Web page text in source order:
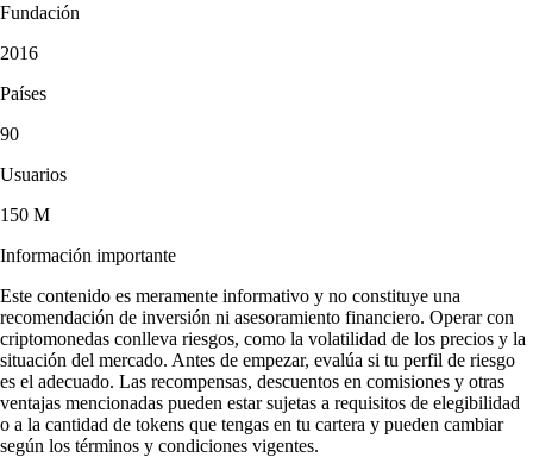
Fundación
2016
Países
90
Usuarios
150 M
Información importante
Este contenido es meramente informativo y no constituye una
recomendación de inversión ni asesoramiento financiero. Operar con
criptomonedas conlleva riesgos, como la volatilidad de los precios y la
situación del mercado. Antes de empezar, evalúa si tu perfil de riesgo
es el adecuado. Las recompensas, descuentos en comisiones y otras
ventajas mencionadas pueden estar sujetas a requisitos de elegibilidad
o a la cantidad de tokens que tengas en tu cartera y pueden cambiar
según los términos y condiciones vigentes.